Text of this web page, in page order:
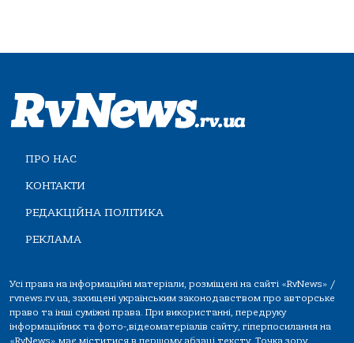
ПРО НАС
КОНТАКТИ
РЕДАКЦІЙНА ПОЛІТИКА
РЕКЛАМА
Усі права на інформаційні матеріали, розміщені на сайті «RvNews» /
rvnews.rv.ua, захищені українським законодавством про авторське
право та інші суміжні права. При використанні, передруку
інформаційних та фото-,відеоматеріалів сайту, гіперпосилання на
«RvNews» має міститися в першому абзаці тексту. Точка зору